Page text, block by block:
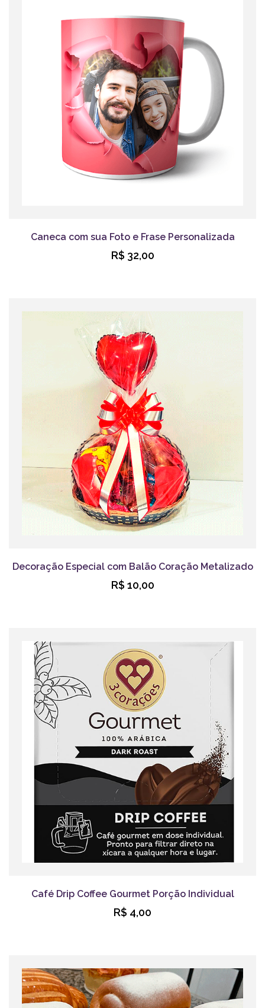
Caneca com sua Foto e Frase Personalizada
R$ 32,00
Decoração Especial com Balão Coração Metalizado
R$ 10,00
Café Drip Coffee Gourmet Porção Individual
R$ 4,00